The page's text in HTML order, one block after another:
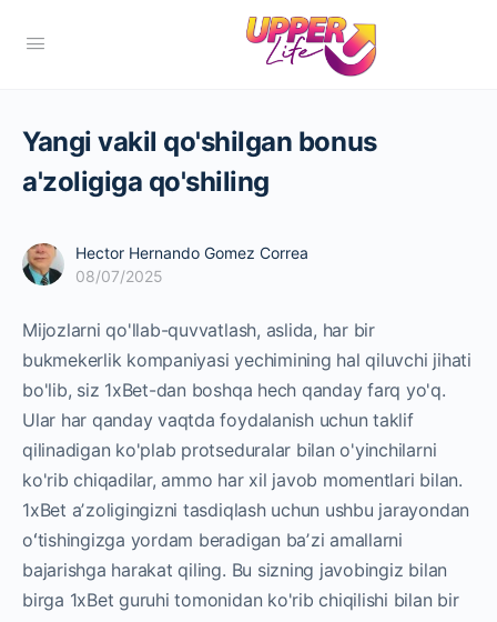
Yangi vakil qo'shilgan bonus
a'zoligiga qo'shiling
Hector Hernando Gomez Correa
08/07/2025
Mijozlarni qo'llab-quvvatlash, aslida, har bir
bukmekerlik kompaniyasi yechimining hal qiluvchi jihati
bo'lib, siz 1xBet-dan boshqa hech qanday farq yo'q.
Ular har qanday vaqtda foydalanish uchun taklif
qilinadigan ko'plab protseduralar bilan o'yinchilarni
ko'rib chiqadilar, ammo har xil javob momentlari bilan.
1xBet aʼzoligingizni tasdiqlash uchun ushbu jarayondan
oʻtishingizga yordam beradigan baʼzi amallarni
bajarishga harakat qiling. Bu sizning javobingiz bilan
birga 1xBet guruhi tomonidan ko'rib chiqilishi bilan bir